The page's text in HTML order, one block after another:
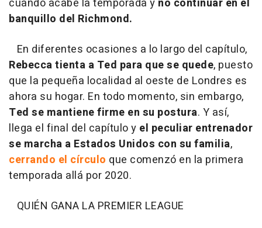
cuando acabe la temporada y no continuar en el
banquillo del Richmond.
En diferentes ocasiones a lo largo del capítulo,
Rebecca tienta a Ted para que se quede, puesto
que la pequeña localidad al oeste de Londres es
ahora su hogar. En todo momento, sin embargo,
Ted se mantiene firme en su postura. Y así,
llega el final del capítulo y el peculiar entrenador
se marcha a Estados Unidos con su familia,
cerrando el círculo que comenzó en la primera
temporada allá por 2020.
QUIÉN GANA LA PREMIER LEAGUE